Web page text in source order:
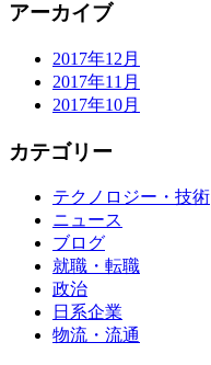
アーカイブ
2017年12月
2017年11月
2017年10月
カテゴリー
テクノロジー・技術
ニュース
ブログ
就職・転職
政治
日系企業
物流・流通